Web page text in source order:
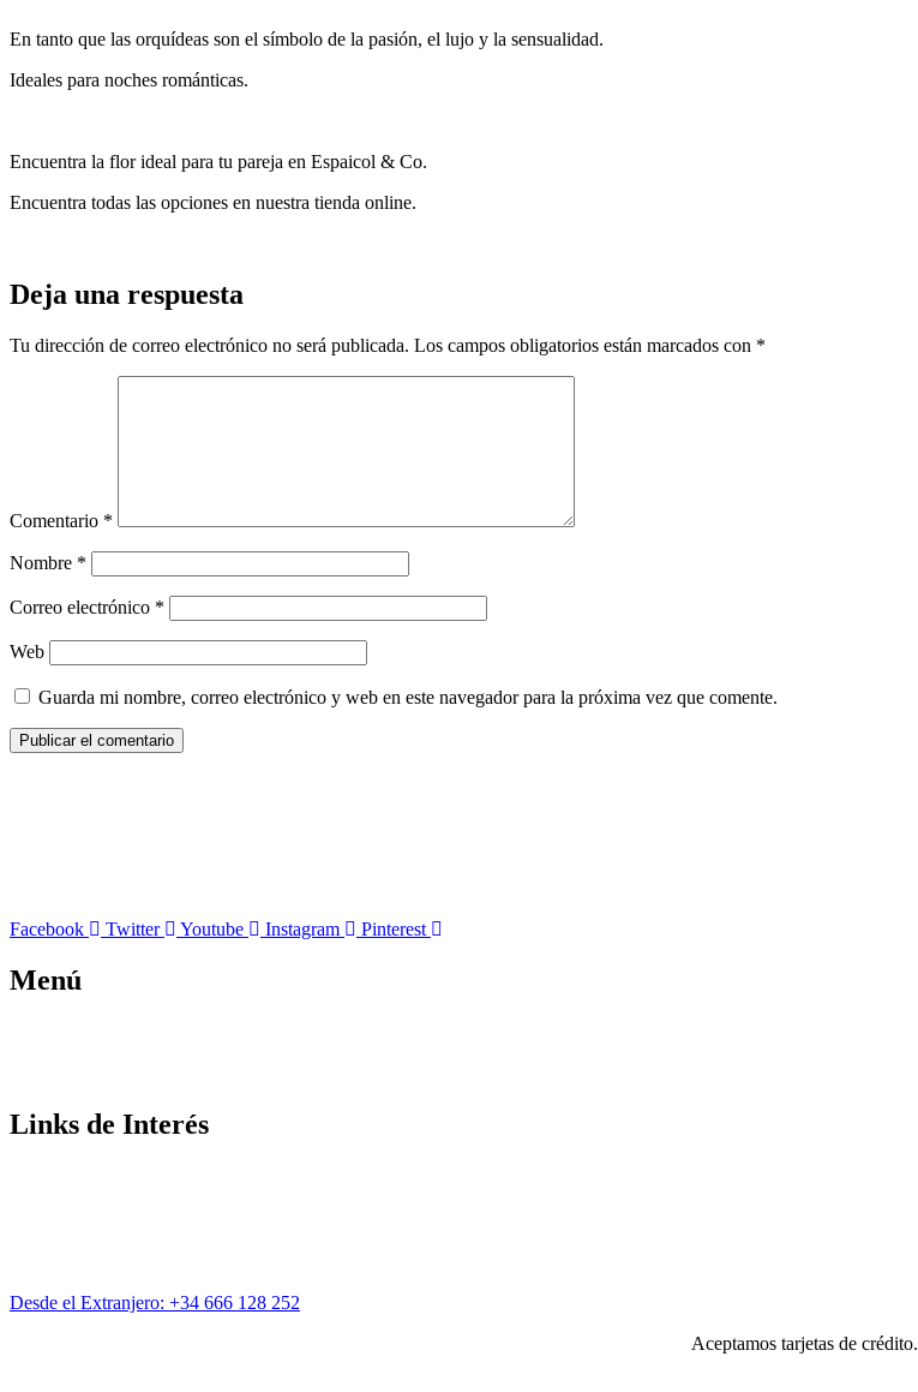
En tanto que las orquídeas son el símbolo de la pasión, el lujo y la sensualidad.
Ideales para noches románticas.
Encuentra la flor ideal para tu pareja en Espaicol & Co.
Encuentra todas las opciones en nuestra tienda online.
Deja una respuesta
Tu dirección de correo electrónico no será publicada. Los campos obligatorios están marcados con *
Comentario *
Nombre *
Correo electrónico *
Web
Guarda mi nombre, correo electrónico y web en este navegador para la próxima vez que comente.
Facebook Twitter Youtube Instagram Pinterest
Menú
Links de Interés
Desde el Extranjero: +34 666 128 252
Aceptamos tarjetas de crédito.